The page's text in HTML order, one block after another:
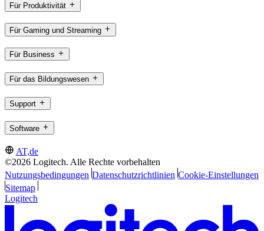
Für Produktivität
Für Gaming und Streaming
Für Business
Für das Bildungswesen
Support
Software
AT,de
©2026 Logitech. Alle Rechte vorbehalten
Nutzungsbedingungen Datenschutzrichtlinien Cookie-Einstellungen
Sitemap
Logitech